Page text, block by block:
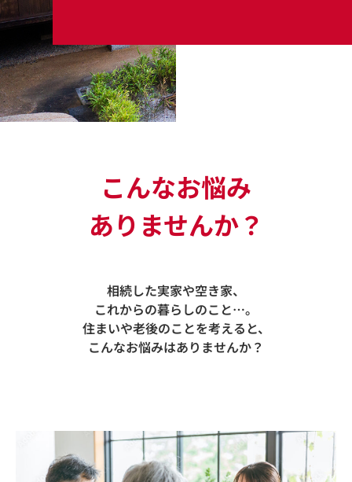
こんなお悩み
ありませんか？
相続した実家や空き家、
これからの暮らしのこと…。
住まいや老後のことを考えると、
こんなお悩みはありませんか？